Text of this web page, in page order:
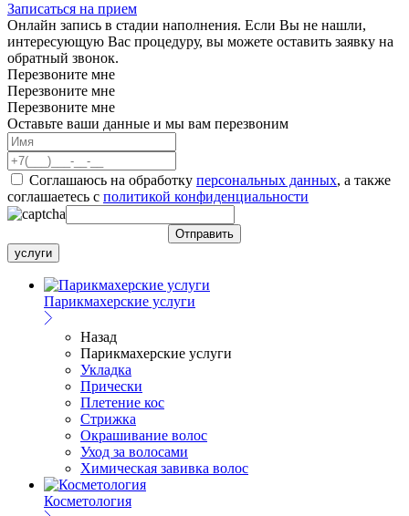
Записаться на прием
Онлайн запись в стадии наполнения. Если Вы не нашли,
интересующую Вас процедуру, вы можете оставить заявку на
обратный звонок.
Перезвоните мне
Перезвоните мне
Перезвоните мне
Оставьте ваши данные и мы вам перезвоним
Соглашаюсь на обработку персональных данных, а также
соглашаетесь c политикой конфиденциальности
услуги
Парикмахерские услуги
Назад
Парикмахерские услуги
Укладка
Прически
Плетение кос
Стрижка
Окрашивание волос
Уход за волосами
Химическая завивка волос
Косметология